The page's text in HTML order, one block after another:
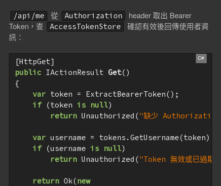
/api/me 從 Authorization
header 取出 Bearer
Token，查
AccessTokenStore
確認有效後回傳使用者資
訊：
public IActionResult Get(
{
var token = ExtractBearerToken();
if (token is null)
return Unauthorized("缺少
var username = tokens.GetUsername(token);
if (username is null)
return Unauthorized("Token 無效或已過期"
return Ok(new